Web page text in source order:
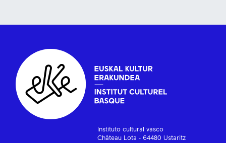
Instituto cultural vasco
Château Lota - 64480 Ustaritz